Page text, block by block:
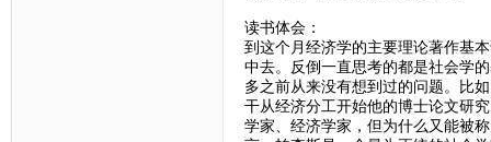
读书体会：
到这个月经济学的主要理论著作基
中去。反倒一直思考的都是社会学
多之前从来没有想到过的问题。比
干从经济分工开始他的博士论文研
学家、经济学家，但为什么又能被